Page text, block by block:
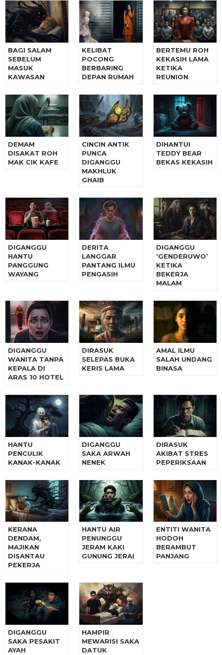
BAGI SALAM
SEBELUM
MASUK
KAWASAN
KELIBAT
POCONG
BERBARING
DEPAN RUMAH
BERTEMU ROH
KEKASIH LAMA
KETIKA
REUNION
DEMAM
DISAKAT ROH
MAK CIK KAFE
CINCIN ANTIK
PUNCA
DIGANGGU
MAKHLUK
GHAIB
DIHANTUI
TEDDY BEAR
BEKAS KEKASIH
DIGANGGU
HANTU
PANGGUNG
WAYANG
DERITA
LANGGAR
PANTANG ILMU
PENGASIH
DIGANGGU
‘GENDERUWO’
KETIKA
BEKERJA
MALAM
DIGANGGU
WANITA TANPA
KEPALA DI
ARAS 10 HOTEL
DIRASUK
SELEPAS BUKA
KERIS LAMA
AMAL ILMU
SALAH UNDANG
BINASA
HANTU
PENCULIK
KANAK-KANAK
DIGANGGU
SAKA ARWAH
NENEK
DIRASUK
AKIBAT STRES
PEPERIKSAAN
KERANA
DENDAM,
MAJIKAN
DISANTAU
PEKERJA
HANTU AIR
PENUNGGU
JERAM KAKI
GUNUNG JERAI
ENTITI WANITA
HODOH
BERAMBUT
PANJANG
DIGANGGU
SAKA PESAKIT
AYAH
HAMPIR
MEWARISI SAKA
DATUK